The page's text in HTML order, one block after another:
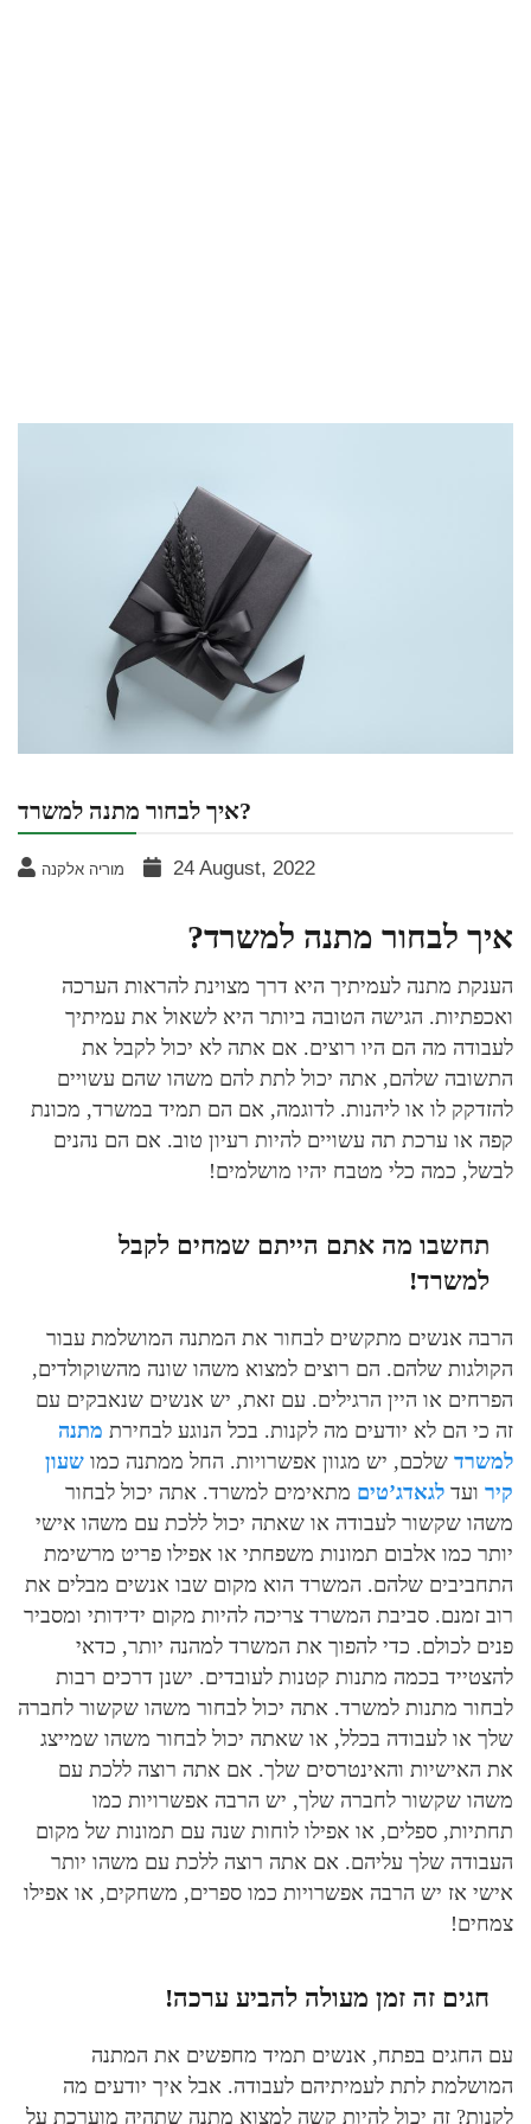
איך לבחור מתנה למשרד?
מוריה אלקנה 24 August, 2022
איך לבחור מתנה למשרד?
הענקת מתנה לעמיתיך היא דרך מצוינת להראות הערכה
ואכפתיות. הגישה הטובה ביותר היא לשאול את עמיתיך
לעבודה מה הם היו רוצים. אם אתה לא יכול לקבל את
התשובה שלהם, אתה יכול לתת להם משהו שהם עשויים
להזדקק לו או ליהנות. לדוגמה, אם הם תמיד במשרד, מכונת
קפה או ערכת תה עשויים להיות רעיון טוב. אם הם נהנים
לבשל, כמה כלי מטבח יהיו מושלמים!
תחשבו מה אתם הייתם שמחים לקבל
למשרד!
הרבה אנשים מתקשים לבחור את המתנה המושלמת עבור
הקולגות שלהם. הם רוצים למצוא משהו שונה מהשוקולדים,
הפרחים או היין הרגילים. עם זאת, יש אנשים שנאבקים עם
זה כי הם לא יודעים מה לקנות. בכל הנוגע לבחירת מתנה
למשרד שלכם, יש מגוון אפשרויות. החל ממתנה כמו שעון
קיר ועד לגאדג’טים מתאימים למשרד. אתה יכול לבחור
משהו שקשור לעבודה או שאתה יכול ללכת עם משהו אישי
יותר כמו אלבום תמונות משפחתי או אפילו פריט מרשימת
התחביבים שלהם. המשרד הוא מקום שבו אנשים מבלים את
רוב זמנם. סביבת המשרד צריכה להיות מקום ידידותי ומסביר
פנים לכולם. כדי להפוך את המשרד למהנה יותר, כדאי
להצטייד בכמה מתנות קטנות לעובדים. ישנן דרכים רבות
לבחור מתנות למשרד. אתה יכול לבחור משהו שקשור לחברה
שלך או לעבודה בכלל, או שאתה יכול לבחור משהו שמייצג
את האישיות והאינטרסים שלך. אם אתה רוצה ללכת עם
משהו שקשור לחברה שלך, יש הרבה אפשרויות כמו
תחתיות, ספלים, או אפילו לוחות שנה עם תמונות של מקום
העבודה שלך עליהם. אם אתה רוצה ללכת עם משהו יותר
אישי אז יש הרבה אפשרויות כמו ספרים, משחקים, או אפילו
צמחים!
חגים זה זמן מעולה להביע ערכה!
עם החגים בפתח, אנשים תמיד מחפשים את המתנה
המושלמת לתת לעמיתיהם לעבודה. אבל איך יודעים מה
לקנות? זה יכול להיות קשה למצוא מתנה שתהיה מוערכת על